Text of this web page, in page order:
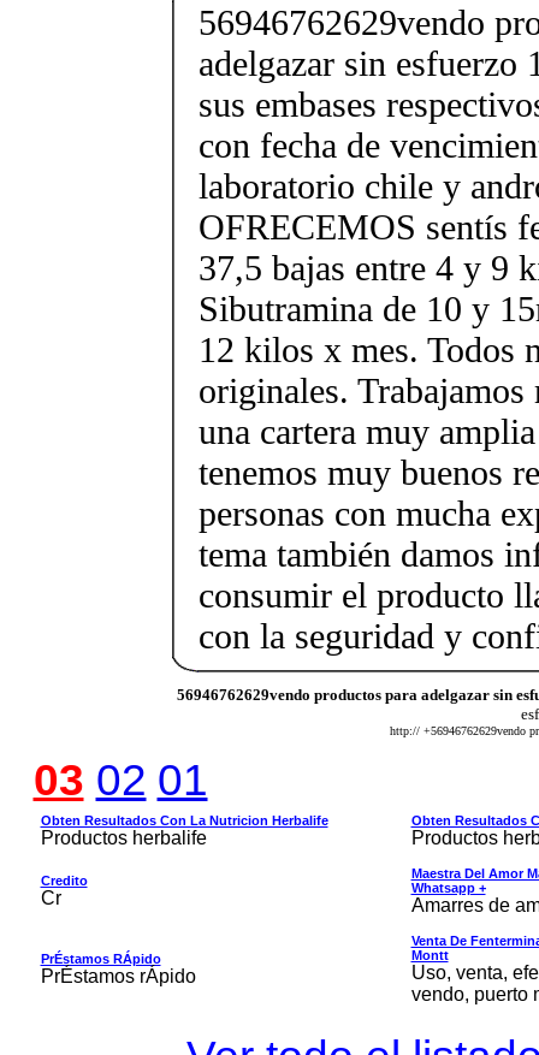
56946762629vendo
adelgazar sin esfuerzo
sus embases
con fecha de
laboratorio chile y
OFRECEMOS sentís
37,5 bajas entre 4 y 9
Sibutramina de 10 y
12 kilos x mes. Todos
originales. Trabajamos
una cartera muy
tenemos muy buenos
personas con mucha
tema también damos
consumir el producto
con la seguridad y
56946762629vendo productos para adelgazar sin
http:// +56946762629vendo
03 02 01
Obten Resultados Con La Nutricion Herbalife
Productos herbalife
Obten Resultados
Productos
Credito
Cr
Maestra Del Amor
Whatsapp +
Amarres de
PrÉstamos RÁpido
PrÉstamos rÁpido
Venta De
Montt
Uso, venta,
vendo, puerto